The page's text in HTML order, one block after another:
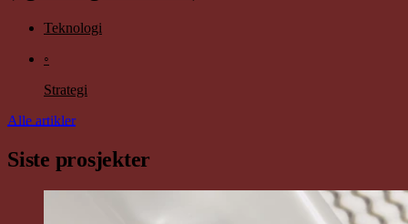
Teknologi
◦
Strategi
Alle artikler
Siste prosjekter